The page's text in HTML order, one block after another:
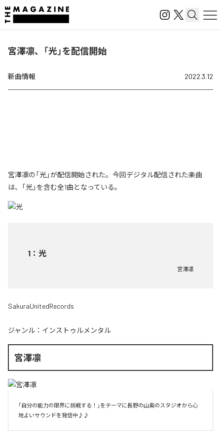
宮澤凛、「光」を配信開始
新曲情報 2022.3.12
宮澤凛の「光」が配信開始された。今回デジタル配信された楽曲
は、「光」を含む全1曲となっている。
1 ： 光
宮澤凛
SakuraUnitedRecords
ジャンル： インストゥルメンタル
宮澤凛
「自分の能力の限界に挑戦する！」をテーマに長野の山奥のスタジオから心
地よいサウンドを発信中♪♪